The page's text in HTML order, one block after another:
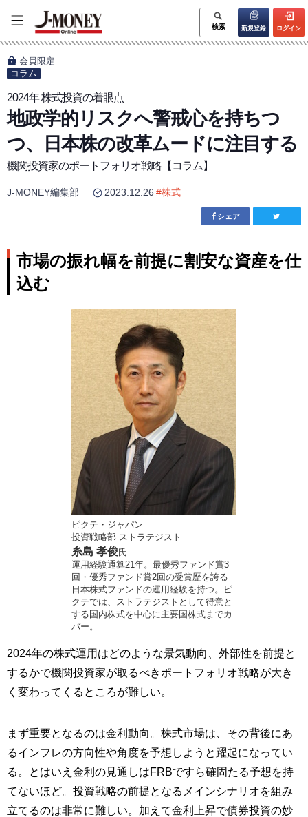
検索 新規登録 ログイン
会員限定
コラム
2024年 株式投資の着眼点
地政学的リスクへ警戒心を持ちつ
つ、日本株の改革ムードに注目する
機関投資家のポートフォリオ戦略【コラム】
J-MONEY編集部 2023.12.26 #株式
シェア
市場の振れ幅を前提に割安な資産を仕
込む
ピクテ・ジャパン
投資戦略部 ストラテジスト
糸島 孝俊氏
運用経験通算21年。最優秀ファンド賞3
回・優秀ファンド賞2回の受賞歴を誇る
日本株式ファンドの運用経験を持つ。ピ
クテでは、ストラテジストとして得意と
する国内株式を中心に主要国株式までカ
バー。
2024年の株式運用はどのような景気動向、外部性を前提と
するかで機関投資家が取るべきポートフォリオ戦略が大き
く変わってくるところが難しい。
まず重要となるのは金利動向。株式市場は、その背後にあ
るインフレの方向性や角度を予想しようと躍起になってい
る。とはいえ金利の見通しはFRBですら確固たる予想を持
てないほど。投資戦略の前提となるメインシナリオを組み
立てるのは非常に難しい。加えて金利上昇で債券投資の妙